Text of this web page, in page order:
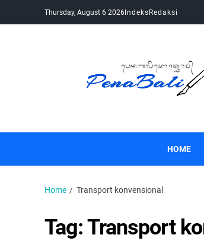
Thursday, August 6 2026IndeksRedaksi
HOME
Home Transport konvensional
Tag:Transport